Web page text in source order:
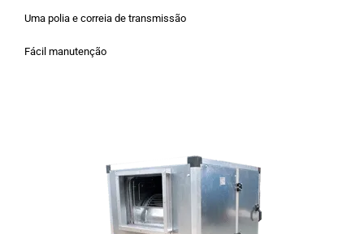
Uma polia e correia de transmissão
Fácil manutenção